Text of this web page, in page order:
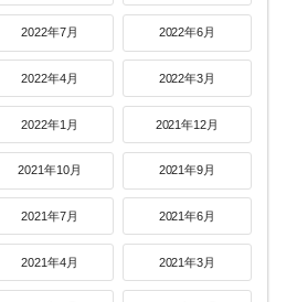
2022年7月 2022年6月
2022年4月 2022年3月
2022年1月 2021年12月
2021年10月 2021年9月
2021年7月 2021年6月
2021年4月 2021年3月